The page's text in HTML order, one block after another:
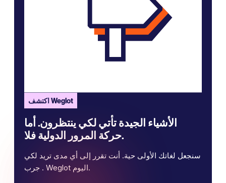
اكتشف Weglot
الأشياء الجيدة تأتي لكي ينتظرون. أما
حركة المرور الدولية فلا.
سنجعل لغاتك الأولى حية. أنت تقرر إلى أي مدى تريد لكي
. جرب Weglot اليوم.